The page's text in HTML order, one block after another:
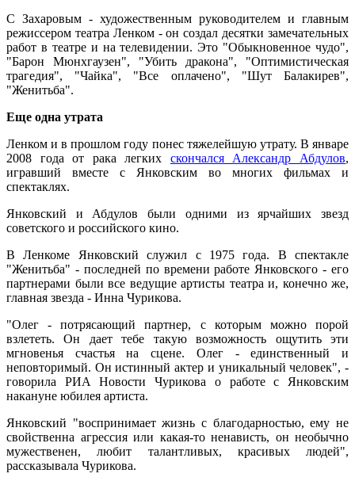
С Захаровым - художественным руководителем и главным
режиссером театра Ленком - он создал десятки замечательных
работ в театре и на телевидении. Это "Обыкновенное чудо",
"Барон Мюнхгаузен", "Убить дракона", "Оптимистическая
трагедия", "Чайка", "Все оплачено", "Шут Балакирев",
"Женитьба".
Еще одна утрата
Ленком и в прошлом году понес тяжелейшую утрату. В январе
2008 года от рака легких скончался Александр Абдулов,
игравший вместе с Янковским во многих фильмах и
спектаклях.
Янковский и Абдулов были одними из ярчайших звезд
советского и российского кино.
В Ленкоме Янковский служил с 1975 года. В спектакле
"Женитьба" - последней по времени работе Янковского - его
партнерами были все ведущие артисты театра и, конечно же,
главная звезда - Инна Чурикова.
"Олег - потрясающий партнер, с которым можно порой
взлететь. Он дает тебе такую возможность ощутить эти
мгновенья счастья на сцене. Олег - единственный и
неповторимый. Он истинный актер и уникальный человек", -
говорила РИА Новости Чурикова о работе с Янковским
накануне юбилея артиста.
Янковский "воспринимает жизнь с благодарностью, ему не
свойственна агрессия или какая-то ненависть, он необычно
мужественен, любит талантливых, красивых людей",
рассказывала Чурикова.